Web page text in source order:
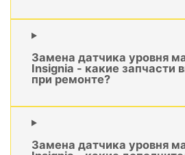
Замена датчика уровня
Insignia - какие запчасти
при ремонте?
Замена датчика уровня